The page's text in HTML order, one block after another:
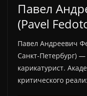
Павел
(Pavel
Павел Андреевич
Санкт-Петербург)
карикатурист.
критического